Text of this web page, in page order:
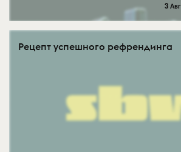
3 Авг
Рецепт успешного рефрендинга